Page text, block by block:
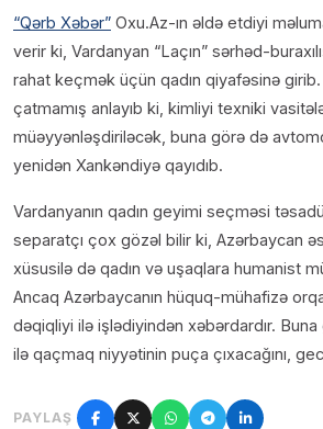
“Qərb Xəbər” Oxu.Az-ın əldə etdiyi
verir ki, Vardanyan “Laçın” sərhəd-
rahat keçmək üçün qadın qiyafəsinə girib.
çatmamış anlayıb ki, kimliyi texniki
müəyyənləşdiriləcək, buna görə də
yenidən Xankəndiyə qayıdıb.
Vardanyanın qadın geyimi seçməsi
separatçı çox gözəl bilir ki, Azərbaycan
xüsusilə də qadın və uşaqlara humanist
Ancaq Azərbaycanın hüquq-mühafizə
dəqiqliyi ilə işlədiyindən xəbərdardır. Buna
ilə qaçmaq niyyətinin puça çıxacağını,
PAYLAŞ